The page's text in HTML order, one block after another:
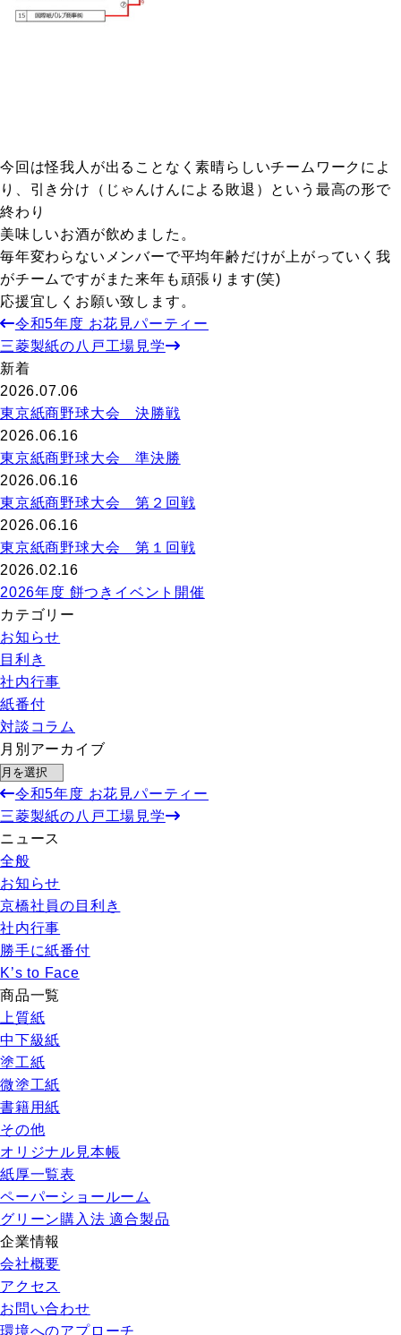
今回は怪我人が出ることなく素晴らしいチームワークによ
り、引き分け（じゃんけんによる敗退）という最高の形で
終わり
美味しいお酒が飲めました。
毎年変わらないメンバーで平均年齢だけが上がっていく我
がチームですがまた来年も頑張ります(笑)
応援宜しくお願い致します。
令和5年度 お花見パーティー
三菱製紙の八戸工場見学
新着
2026.07.06
東京紙商野球大会 決勝戦
2026.06.16
東京紙商野球大会 準決勝
2026.06.16
東京紙商野球大会 第２回戦
2026.06.16
東京紙商野球大会 第１回戦
2026.02.16
2026年度 餅つきイベント開催
カテゴリー
お知らせ
目利き
社内行事
紙番付
対談コラム
月別アーカイブ
令和5年度 お花見パーティー
三菱製紙の八戸工場見学
ニュース
全般
お知らせ
京橋社員の目利き
社内行事
勝手に紙番付
K’s to Face
商品一覧
上質紙
中下級紙
塗工紙
微塗工紙
書籍用紙
その他
オリジナル見本帳
紙厚一覧表
ペーパーショールーム
グリーン購入法 適合製品
企業情報
会社概要
アクセス
お問い合わせ
環境へのアプローチ